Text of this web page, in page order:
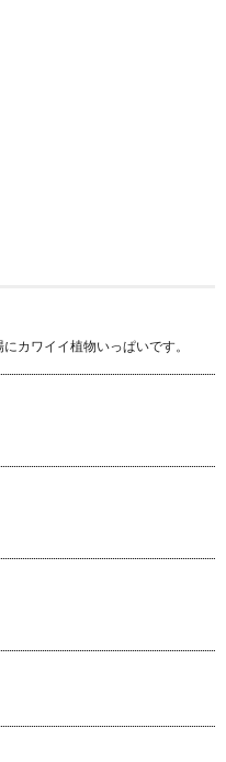
カワイイ植物いっぱいです。